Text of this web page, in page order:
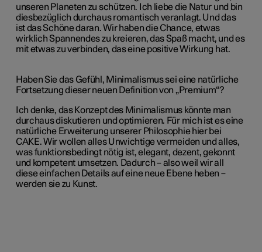
unseren Planeten zu schützen. Ich liebe die Natur und bin
diesbezüglich durchaus romantisch veranlagt. Und das
ist das Schöne daran. Wir haben die Chance, etwas
wirklich Spannendes zu kreieren, das Spaß macht, und es
mit etwas zu verbinden, das eine positive Wirkung hat.
Haben Sie das Gefühl, Minimalismus sei eine natürliche
Fortsetzung dieser neuen Definition von „Premium“?
Ich denke, das Konzept des Minimalismus könnte man
durchaus diskutieren und optimieren. Für mich ist es eine
natürliche Erweiterung unserer Philosophie hier bei
CAKE. Wir wollen alles Unwichtige vermeiden und alles,
was funktionsbedingt nötig ist, elegant, dezent, gekonnt
und kompetent umsetzen. Dadurch – also weil wir all
diese einfachen Details auf eine neue Ebene heben –
werden sie zu Kunst.